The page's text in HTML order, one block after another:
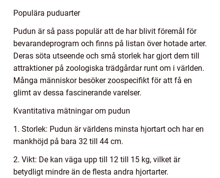
Populära puduarter
Pudun är så pass populär att de har blivit föremål för
bevarandeprogram och finns på listan över hotade arter.
Deras söta utseende och små storlek har gjort dem till
attraktioner på zoologiska trädgårdar runt om i världen.
Många människor besöker zoospecifikt för att få en
glimt av dessa fascinerande varelser.
Kvantitativa mätningar om pudun
1. Storlek: Pudun är världens minsta hjortart och har en
mankhöjd på bara 32 till 44 cm.
2. Vikt: De kan väga upp till 12 till 15 kg, vilket är
betydligt mindre än de flesta andra hjortarter.